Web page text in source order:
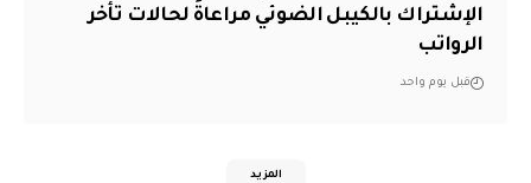
الإشتراك بالكيبل الضوئي مراعاةً لحالات تأخر
الرواتب
قبل يوم واحد
المزيد